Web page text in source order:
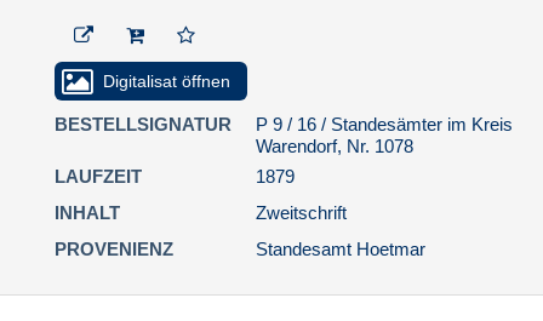
(1099) Sterberegister
Standesamt Hoetmar
(1100) Sterberegister
Standesamt Hoetmar
(1101) Sterberegister
(1102) Sterberegister
Digitalisat öffnen
BESTELLSIGNATUR
P 9 / 16 / Standesämter im Kreis
Warendorf, Nr. 1078
LAUFZEIT
1879
INHALT
Zweitschrift
PROVENIENZ
Standesamt Hoetmar